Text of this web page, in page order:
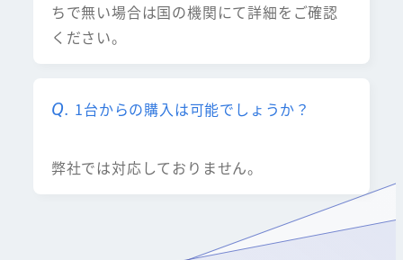
ちで無い場合は国の機関にて詳細をご確認
ください。
1台からの購入は可能でしょうか？
弊社では対応しておりません。